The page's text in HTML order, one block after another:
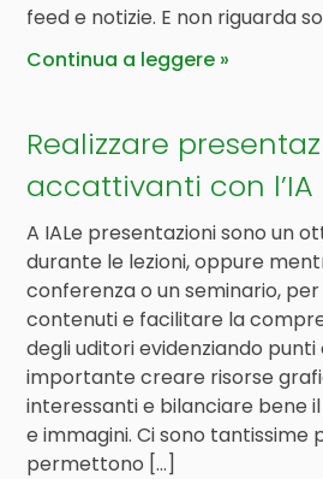
feed e notizie. E non riguarda
Continua a leggere
Realizzare
accattivanti con l’IA
A IALe presentazioni sono un
durante le lezioni, oppure
conferenza o un seminario,
contenuti e facilitare la
degli uditori evidenziando punti
importante creare risorse
interessanti e bilanciare bene
e immagini. Ci sono
permettono […]